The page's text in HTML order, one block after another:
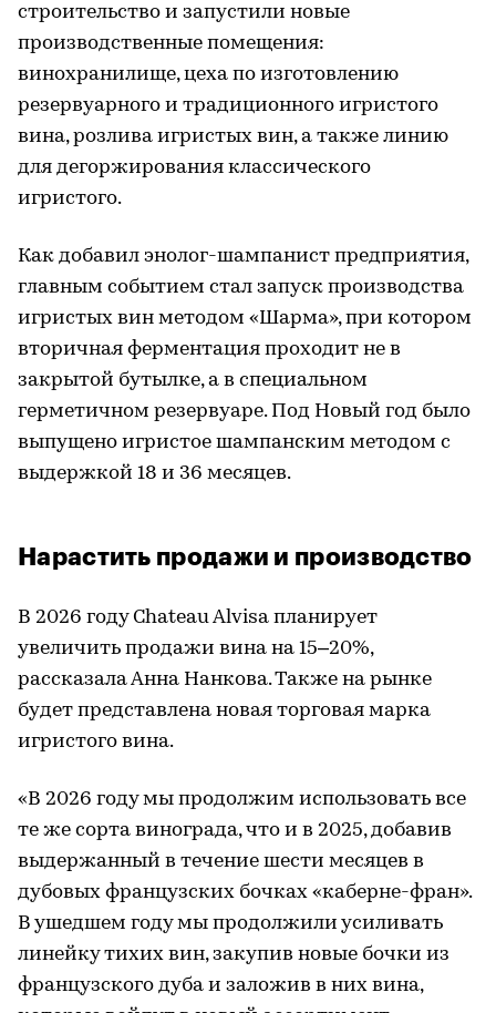
строительство и запустили новые
производственные помещения:
винохранилище, цеха по изготовлению
резервуарного и традиционного игристого
вина, розлива игристых вин, а также линию
для дегоржирования классического
игристого.
Как добавил энолог-шампанист предприятия,
главным событием стал запуск производства
игристых вин методом «Шарма», при котором
вторичная ферментация проходит не в
закрытой бутылке, а в специальном
герметичном резервуаре. Под Новый год было
выпущено игристое шампанским методом с
выдержкой 18 и 36 месяцев.
Нарастить продажи и производство
В 2026 году Chateau Alvisa планирует
увеличить продажи вина на 15–20%,
рассказала Анна Нанкова. Также на рынке
будет представлена новая торговая марка
игристого вина.
«В 2026 году мы продолжим использовать все
те же сорта винограда, что и в 2025, добавив
выдержанный в течение шести месяцев в
дубовых французских бочках «каберне-фран».
В ушедшем году мы продолжили усиливать
линейку тихих вин, закупив новые бочки из
французского дуба и заложив в них вина,